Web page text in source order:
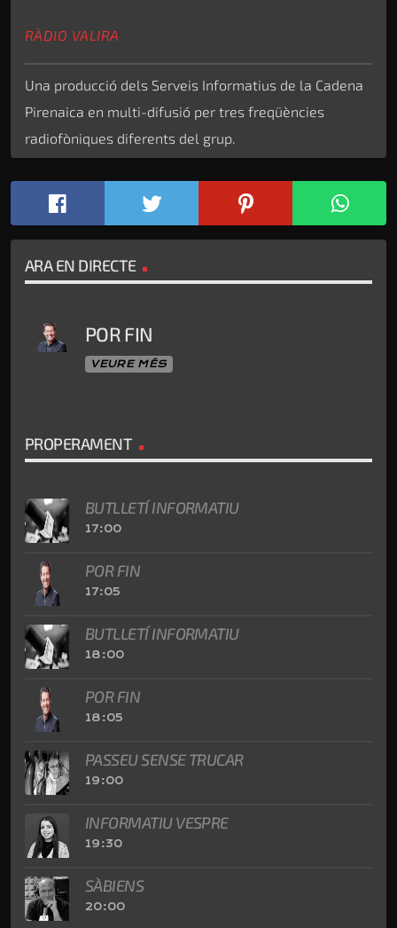
RÀDIO VALIRA
Una producció dels Serveis Informatius de la Cadena
Pirenaica en multi-difusió per tres freqüències
radiofòniques diferents del grup.
ARA EN DIRECTE
POR FIN
VEURE MÉS
PROPERAMENT
BUTLLETÍ INFORMATIU
17:00
POR FIN
17:05
BUTLLETÍ INFORMATIU
18:00
POR FIN
18:05
PASSEU SENSE TRUCAR
19:00
INFORMATIU VESPRE
19:30
SÀBIENS
20:00